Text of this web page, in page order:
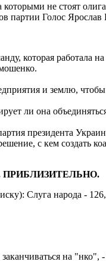
не стоят
партии Голос
которая работала
и землю, чтобы
ли она
президента
с кем создать
ПРИБЛИЗИТЕЛЬНО.
Слуга народа -
на "нко", -